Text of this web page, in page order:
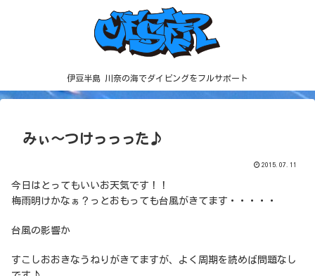
伊豆半島 川奈の海でダイビングをフルサポート
みぃ～つけっっった♪
2015.07.11
今日はとってもいいお天気です！！
梅雨明けかなぁ？っとおもっても台風がきてます・・・・・
台風の影響か
すこしおおきなうねりがきてますが、よく周期を読めば問題なし